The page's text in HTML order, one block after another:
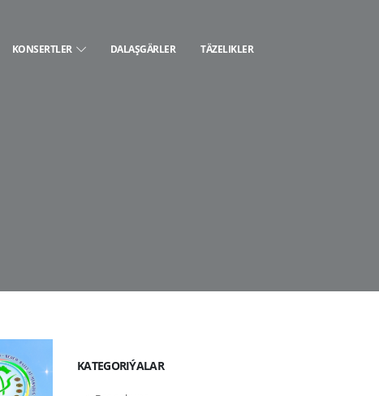
KONSERTLER DALAŞGÄRLER TÄZELIKLER
KATEGORIÝALAR